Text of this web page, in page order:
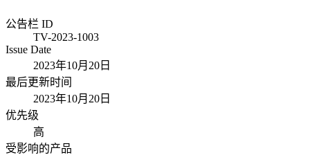
公告栏 ID
TV-2023-1003
Issue Date
2023年10月20日
最后更新时间
2023年10月20日
优先级
高
受影响的产品